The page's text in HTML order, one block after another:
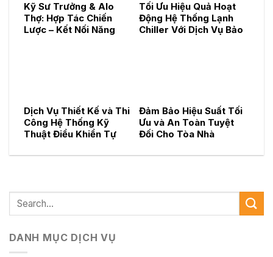
Kỹ Sư Trưởng & Alo
Thợ: Hợp Tác Chiến
Lược – Kết Nối Năng
Tối Ưu Hiệu Quả Hoạt
Động Hệ Thống Lạnh
Chiller Với Dịch Vụ Bảo
Dịch Vụ Thiết Kế và Thi
Công Hệ Thống Kỹ
Thuật Điều Khiển Tự
Đảm Bảo Hiệu Suất Tối
Ưu và An Toàn Tuyệt
Đối Cho Tòa Nhà
DANH MỤC DỊCH VỤ